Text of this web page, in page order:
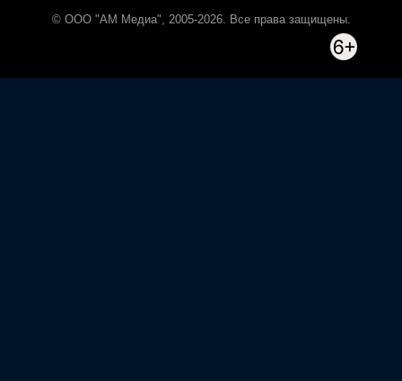
© ООО "АМ Медиа", 2005-2026. Все права защищены.